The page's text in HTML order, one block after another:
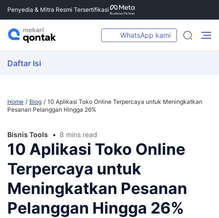
Penyedia & Mitra Resmi Tersertifikasi
WhatsApp kami
Daftar Isi
Home Blog
10 Aplikasi Toko Online Terpercaya untuk Meningkatkan
Pesanan Pelanggan Hingga 26%
Bisnis Tools 8 mins read
10 Aplikasi Toko Online
Terpercaya untuk
Meningkatkan Pesanan
Pelanggan Hingga 26%